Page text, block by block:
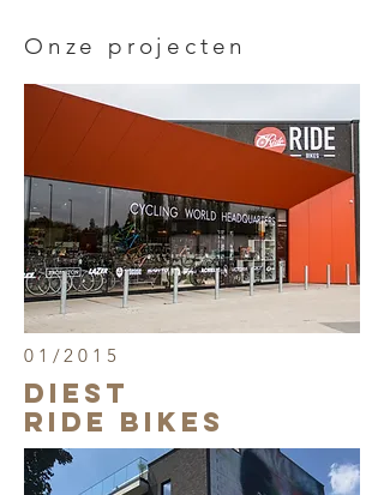
Onze projecten
01/2015
DIEST
RIDE bikes